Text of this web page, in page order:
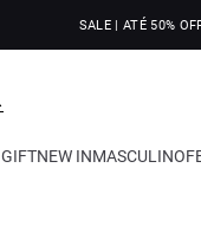
SALE | ATÉ 50%
GIFTNEW INMASCULINO